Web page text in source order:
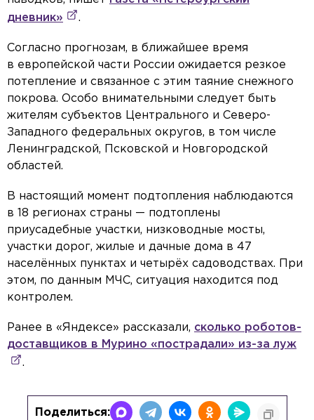
дневник»
.
Согласно прогнозам, в ближайшее время
в европейской части России ожидается резкое
потепление и связанное с этим таяние снежного
покрова. Особо внимательными следует быть
жителям субъектов Центрального и Северо-
Западного федеральных округов, в том числе
Ленинградской, Псковской и Новгородской
областей.
В настоящий момент подтопления наблюдаются
в 18 регионах страны — подтоплены
приусадебные участки, низководные мосты,
участки дорог, жилые и дачные дома в 47
населённых пунктах и четырёх садоводствах. При
этом, по данным МЧС, ситуация находится под
контролем.
Ранее в «Яндексе» рассказали, сколько роботов-
доставщиков в Мурино «пострадали» из-за луж
.
Поделиться: